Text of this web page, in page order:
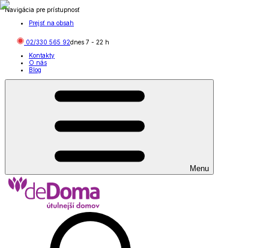
Navigácia pre prístupnosť
Prejsť na obsah
02/330 565 92dnes 7 - 22 h
Kontakty
O nás
Blog
Menu